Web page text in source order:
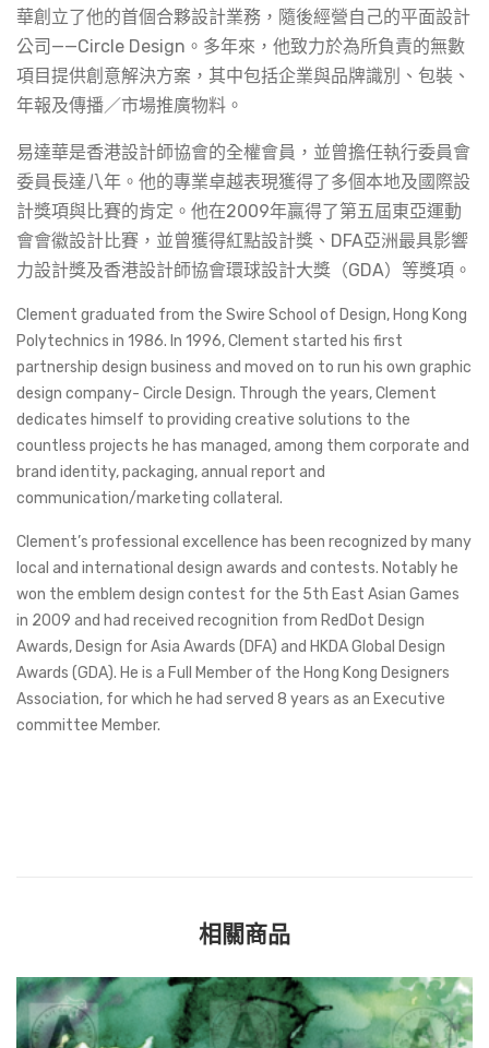
華創立了他的首個合夥設計業務，隨後經營自己的平面設計
公司 ——Circle Design 。多年來，他致力於為所負責的無數
項目提供創意解決方案，其中包括企業與品牌識別、包裝、
年報及傳播／市場推廣物料。
易達華是香港設計師協會的全權會員，並曾擔任執行委員會
委員長達八年。 他的專業卓越表現獲得了多個本地及國際設
計獎項與比賽的肯定。他在2009年贏得了第五屆東亞運動
會會徽設計比賽，並曾獲得紅點設計獎、 DFA亞洲最具影響
力設計獎及香港設計師協會環球設計大獎（GDA） 等獎項 。
Clement graduated from the Swire School of Design, Hong Kong
Polytechnics in 1986. In 1996, Clement started his first
partnership design business and moved on to run his own graphic
design company- Circle Design. Through the years, Clement
dedicates himself to providing creative solutions to the
countless projects he has managed, among them corporate and
brand identity, packaging, annual report and
communication/marketing collateral.
Clement’s professional excellence has been recognized by many
local and international design awards and contests. Notably he
won the emblem design contest for the 5th East Asian Games
in 2009 and had received recognition from RedDot Design
Awards, Design for Asia Awards (DFA) and HKDA Global Design
Awards (GDA). He is a Full Member of the Hong Kong Designers
Association, for which he had served 8 years as an Executive
committee Member.
相關商品